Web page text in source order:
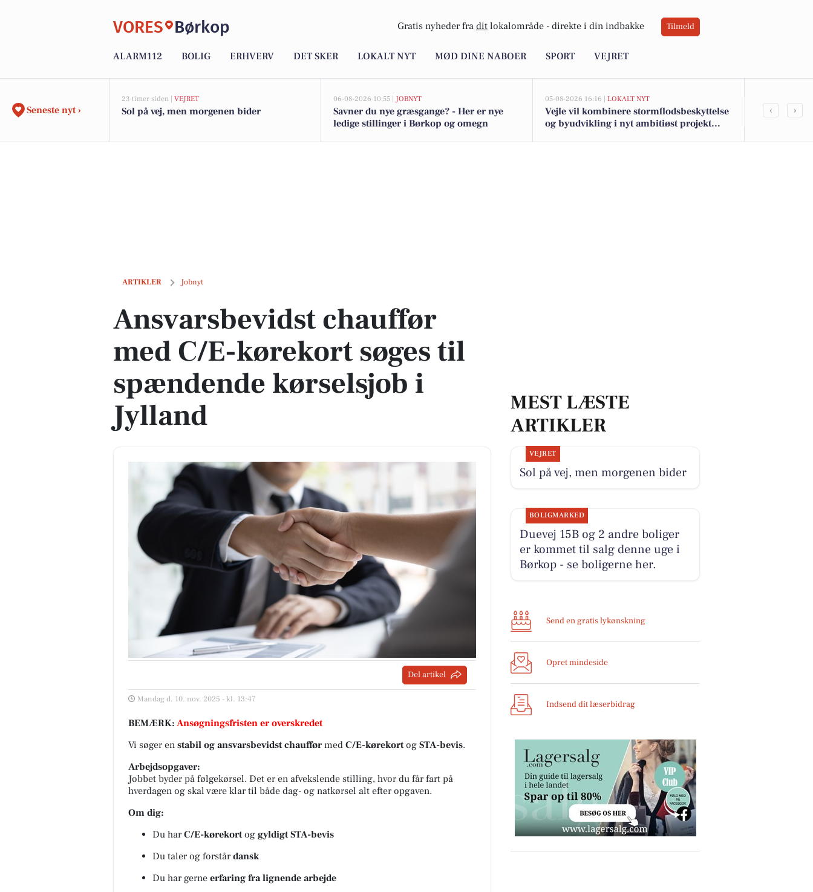
VORES Børkop Gratis nyheder fra dit lokalområde - direkte i din indbakke Tilmeld
ALARM112 BOLIG ERHVERV DET SKER LOKALT NYT MØD DINE NABOER SPORT VEJRET
Seneste nyt ›
23 timer siden | VEJRET
Sol på vej, men morgenen bider
06-08-2026 10:55 | JOBNYT
Savner du nye græsgange? - Her er nye
ledige stillinger i Børkop og omegn
05-08-2026 16:16 | LOKALT NYT
Vejle vil kombinere stormflodsbeskyttelse
og byudvikling i nyt ambitiøst projekt
Top 6 over
‹ ›
ARTIKLER Jobnyt
Ansvarsbevidst chauffør med C/E-kørekort søges til spændende kørselsjob i Jylland
Ansvarsbevidst chauffør
med C/E-kørekort søges til
spændende kørselsjob i
Jylland
Del artikel
Mandag d. 10. nov. 2025 - kl. 13:47
BEMÆRK: Ansøgningsfristen er overskredet
Vi søger en stabil og ansvarsbevidst chauffør med C/E-kørekortog STA-bevis.
Arbejdsopgaver:
Jobbet byder på følgekørsel. Det er en afvekslende stilling, hvor du får fart på
hverdagen og skal være klar til både dag- og natkørsel alt efter opgaven.
Om dig:
Du harC/E-kørekortog gyldigt STA-bevis
Du taler og forstårdansk
Du har gerne erfaring fra lignende arbejde
MEST LÆSTE
ARTIKLER
VEJRET
Sol på vej, men morgenen bider
BOLIGMARKED
Duevej 15B og 2 andre boliger
er kommet til salg denne uge i
Børkop - se boligerne her.
Send en gratis lykønskning
Opret mindeside
Indsend dit læserbidrag